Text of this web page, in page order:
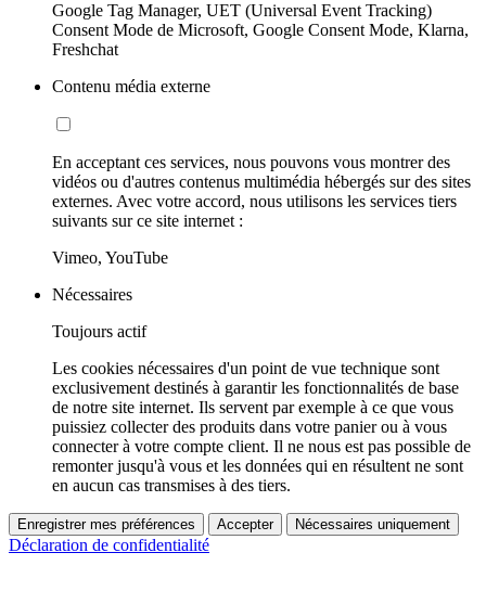
Google Tag Manager, UET (Universal Event Tracking)
Consent Mode de Microsoft, Google Consent Mode, Klarna,
Freshchat
Contenu média externe
En acceptant ces services, nous pouvons vous montrer des
vidéos ou d'autres contenus multimédia hébergés sur des sites
externes. Avec votre accord, nous utilisons les services tiers
suivants sur ce site internet :
Vimeo, YouTube
Nécessaires
Toujours actif
Les cookies nécessaires d'un point de vue technique sont
exclusivement destinés à garantir les fonctionnalités de base
de notre site internet. Ils servent par exemple à ce que vous
puissiez collecter des produits dans votre panier ou à vous
connecter à votre compte client. Il ne nous est pas possible de
remonter jusqu'à vous et les données qui en résultent ne sont
en aucun cas transmises à des tiers.
Enregistrer mes préférences Accepter Nécessaires uniquement
Déclaration de confidentialité